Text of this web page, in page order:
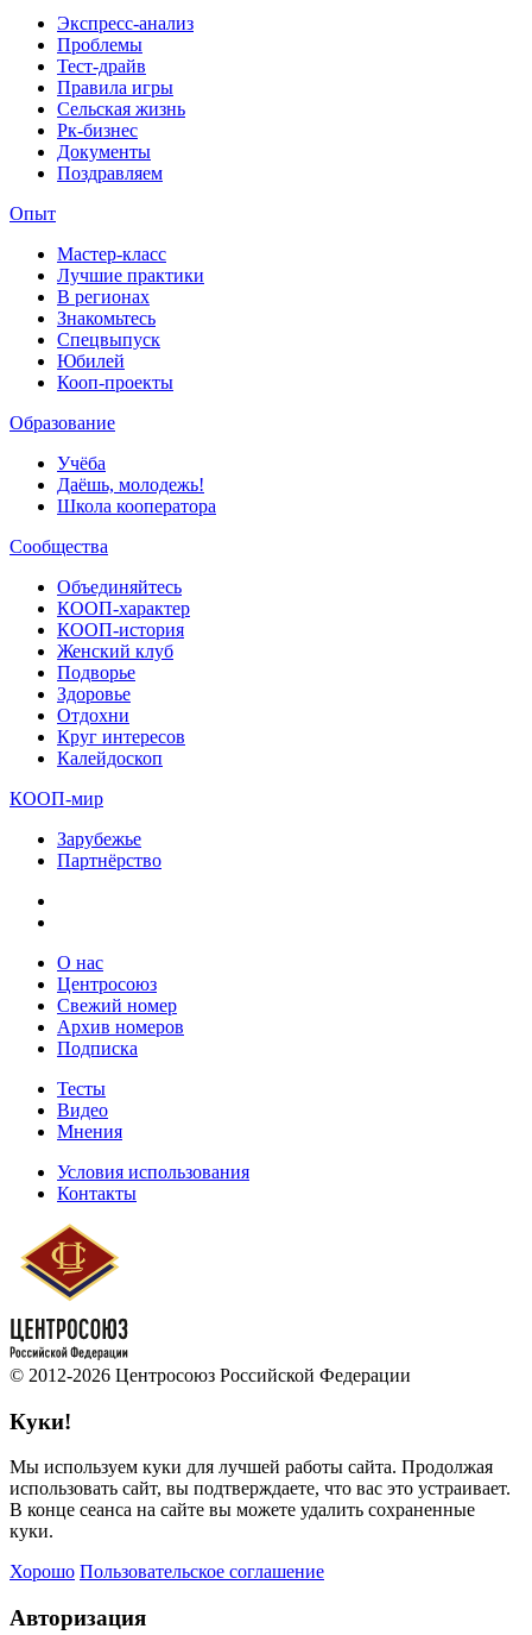
Экспресс-анализ
Проблемы
Тест-драйв
Правила игры
Сельская жизнь
Рк-бизнес
Документы
Поздравляем
Опыт
Мастер-класс
Лучшие практики
В регионах
Знакомьтесь
Спецвыпуск
Юбилей
Кооп-проекты
Образование
Учёба
Даёшь, молодежь!
Школа кооператора
Сообщества
Объединяйтесь
КООП-характер
КООП-история
Женский клуб
Подворье
Здоровье
Отдохни
Круг интересов
Калейдоскоп
КООП-мир
Зарубежье
Партнёрство
О нас
Центросоюз
Свежий номер
Архив номеров
Подписка
Тесты
Видео
Мнения
Условия использования
Контакты
© 2012-2026 Центросоюз Российской Федерации
Куки!
Мы используем куки для лучшей работы сайта. Продолжая
использовать сайт, вы подтверждаете, что вас это устраивает.
В конце сеанса на сайте вы можете удалить сохраненные
куки.
Хорошо Пользовательское соглашение
Авторизация